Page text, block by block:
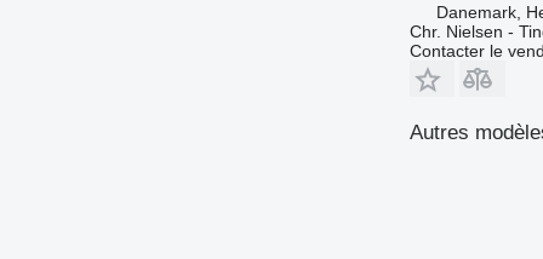
Danemark,
Chr. Nielsen -
Contacter le
Autres